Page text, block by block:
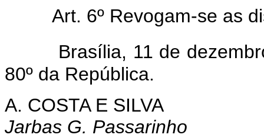
Art. 6º Revogam-se as
Brasília, 11 de
80º da República.
A. COSTA E SILVA
Jarbas G. Passarinho